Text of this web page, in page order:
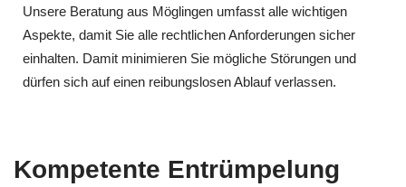
Unsere Beratung aus Möglingen umfasst alle wichtigen
Aspekte, damit Sie alle rechtlichen Anforderungen sicher
einhalten. Damit minimieren Sie mögliche Störungen und
dürfen sich auf einen reibungslosen Ablauf verlassen.
Kompetente Entrümpelung